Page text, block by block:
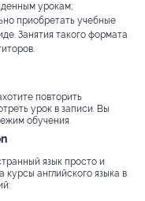
урокам;
приобретать учебные
Занятия такого формата
повторить
урок в записи. Вы
обучения.
язык просто и
английского языка в